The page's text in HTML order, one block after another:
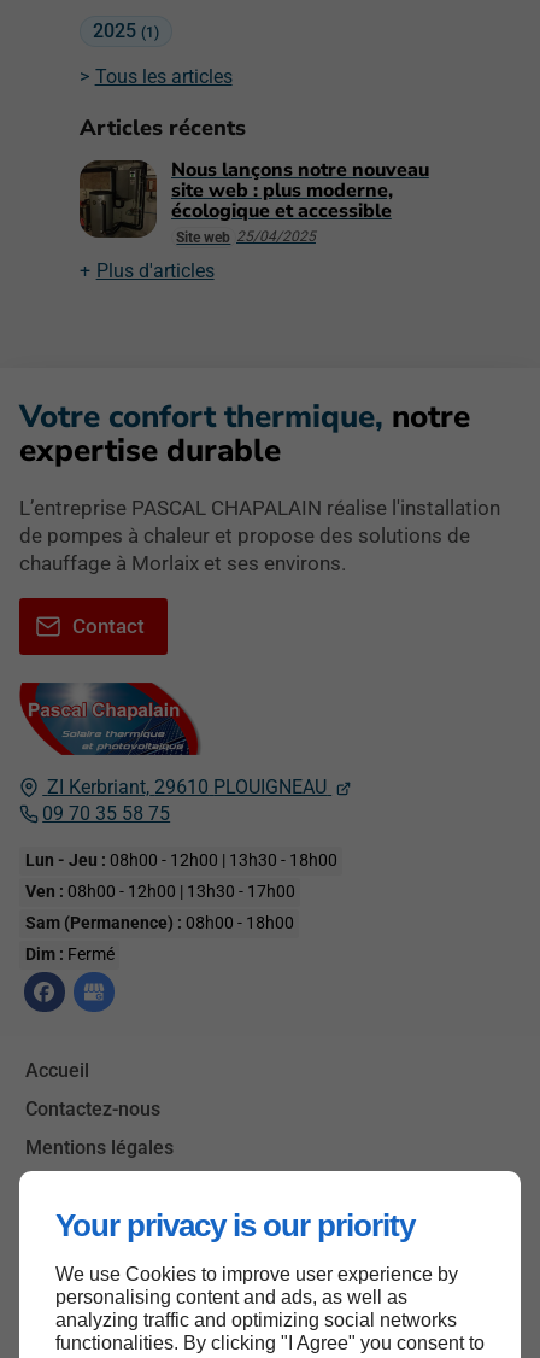
Your privacy is our priority
We use Cookies to improve user experience by
personalising content and ads, as well as
analyzing traffic and optimizing social networks
functionalities. By clicking "I Agree" you consent to
2025 (1)
Tous les articles
Articles récents
Site web 25/04/2025
Nous lançons notre nouveau
site web : plus moderne,
écologique et accessible
Plus d'articles
ZI Kerbriant, 29610 PLOUIGNEAU
09 70 35 58 75
Lun - Jeu : 08h00 - 12h00 | 13h30 - 18h00
Ven : 08h00 - 12h00 | 13h30 - 17h00
Sam (Permanence) : 08h00 - 18h00
Dim : Fermé
Accueil
Contactez-nous
Mentions légales
Votre confort thermique, notre
expertise durable
L’entreprise PASCAL CHAPALAIN réalise l'installation
de pompes à chaleur et propose des solutions de
chauffage à Morlaix et ses environs.
Contact
Haut de page